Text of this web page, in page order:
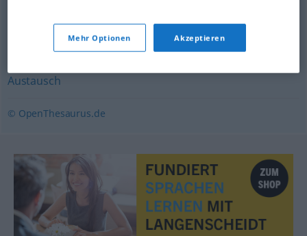
Versöhnung
Austausch
© OpenThesaurus.de
Mehr Optionen Akzeptieren